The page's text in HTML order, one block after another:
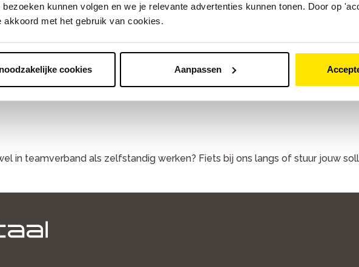
bezoeken kunnen volgen en we je relevante advertenties kunnen tonen. Door op
akkoord met het gebruik van cookies.
cookies Aanpassen
cursussen/bezoeken vakbeursen
in teamverband als zelfstandig werken? Fiets bij ons langs of stuur jouw